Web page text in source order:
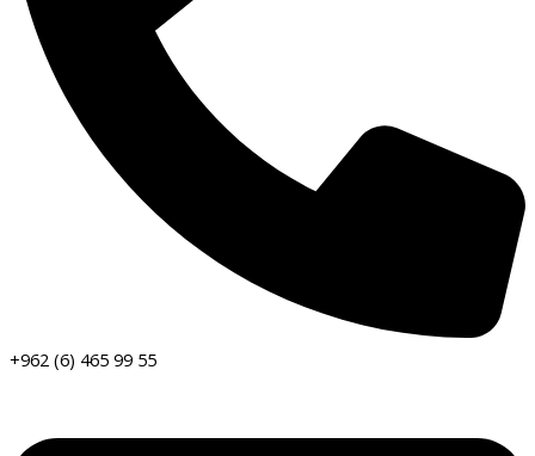
+962 (6) 465 99 55